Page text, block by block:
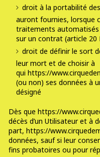
droit à la portabilité
auront fournies, lorsque
traitements
sur un contrat (article 20
droit de définir le sort
leur mort et de choisir à
qui https://
(ou non) ses données à
désigné
Dès que https://
décès d’un Utilisateur et à
part, https://
données, sauf si leur
fins probatoires ou pour